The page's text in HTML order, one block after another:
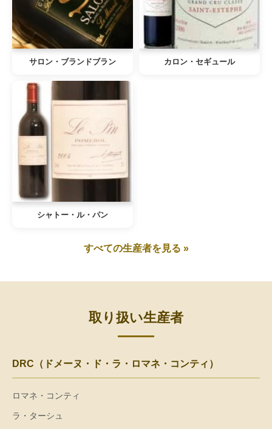
サロン・ブランドブラン カロン・セギュール
シャトー・ル・パン
すべての生産者を見る »
取り扱い生産者
DRC（ドメーヌ・ド・ラ・ロマネ・コンティ）
ロマネ・コンティ
ラ・ターシュ